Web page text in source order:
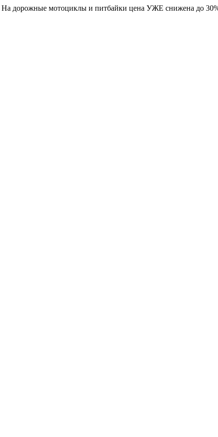
На дорожные мотоциклы и питбайки цена УЖЕ снижена до